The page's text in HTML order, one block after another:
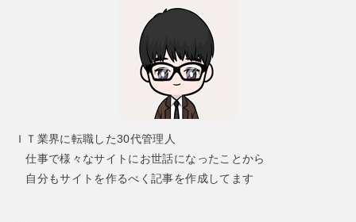
ＩＴ業界に転職した30代管理人
仕事で様々なサイトにお世話になったことから
自分もサイトを作るべく記事を作成してます